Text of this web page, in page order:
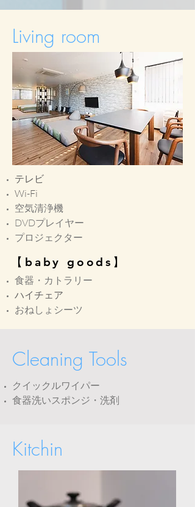
Living room
テレビ
Wi-Fi
​空気清浄機
DVDプレイヤー
プロジェクター
【baby goods】
食器・カトラリー
ハイチェア
​おねしょシーツ
Cleaning Tools
クイックルワイパー
食器洗いスポンジ・洗剤
Kitchin